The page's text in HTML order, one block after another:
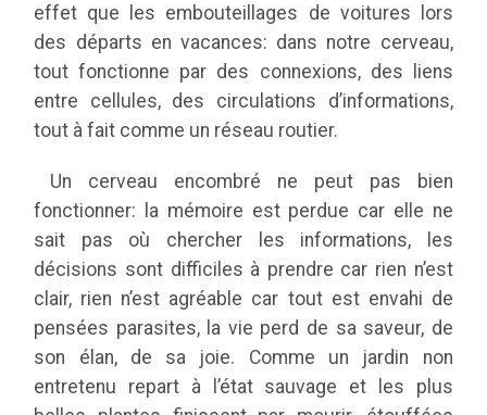
effet que les embouteillages de voitures lors
des départs en vacances: dans notre cerveau,
tout fonctionne par des connexions, des liens
entre cellules, des circulations d’informations,
tout à fait comme un réseau routier.
Un cerveau encombré ne peut pas bien
fonctionner: la mémoire est perdue car elle ne
sait pas où chercher les informations, les
décisions sont difficiles à prendre car rien n’est
clair, rien n’est agréable car tout est envahi de
pensées parasites, la vie perd de sa saveur, de
son élan, de sa joie. Comme un jardin non
entretenu repart à l’état sauvage et les plus